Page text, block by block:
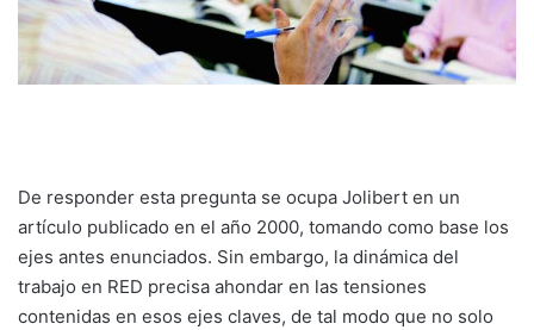
De responder esta pregunta se ocupa Jolibert en un
artículo publicado en el año 2000, tomando como base los
ejes antes enunciados. Sin embargo, la dinámica del
trabajo en RED precisa ahondar en las tensiones
contenidas en esos ejes claves, de tal modo que no solo